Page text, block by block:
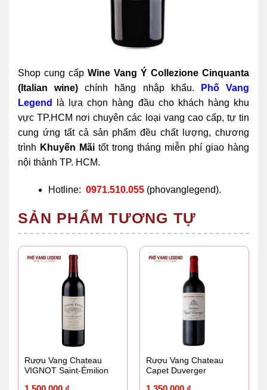
Shop cung cấp Wine Vang Ý Collezione Cinquanta
(Italian wine)chính hãng nhập khẩu.
Phố Vang
Legend
là lựa chọn hàng đầu cho khách hàng khu
vực TP.HCM nơi chuyên các loại vang cao cấp, tự tin
cung ứng tất cả sản phẩm đều chất lượng, chương
trình Khuyến Mãi tốt trong tháng miễn phí giao hàng
nội thành TP. HCM.
Hotline: 0971.510.055 (phovanglegend).
SẢN PHẨM TƯƠNG TỰ
Rượu Vang Chateau
VIGNOT Saint-Émilion
Rượu Vang Chateau
Capet Duverger